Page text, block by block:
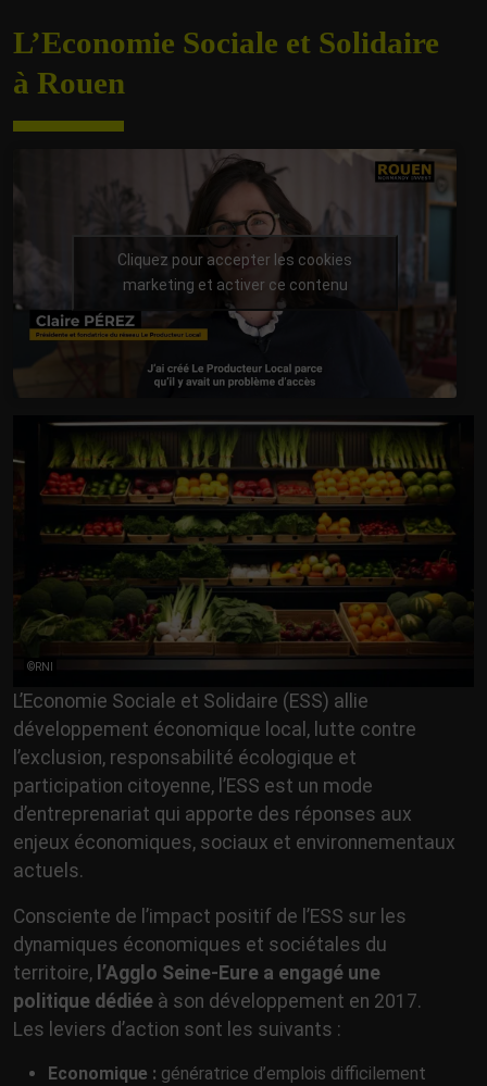
L’Economie Sociale et Solidaire
à Rouen
Cliquez pour accepter les cookies
marketing et activer ce contenu
©RNI
L’Economie Sociale et Solidaire (ESS) allie
développement économique local, lutte contre
l’exclusion, responsabilité écologique et
participation citoyenne, l’ESS est un mode
d’entreprenariat qui apporte des réponses aux
enjeux économiques, sociaux et environnementaux
actuels.
Consciente de l’impact positif de l’ESS sur les
dynamiques économiques et sociétales du
territoire, l’Agglo Seine-Eure a engagé une
politique dédiée à son développement en 2017.
Les leviers d’action sont les suivants :
Economique : génératrice d’emplois difficilement